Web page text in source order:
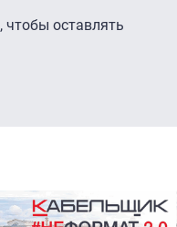
, чтобы оставлять